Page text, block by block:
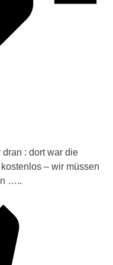
: dort war die
– wir müssen
…..